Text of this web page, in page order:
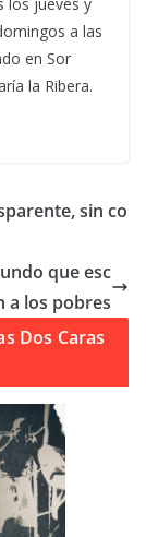
a las
en Sor
la Ribera.
sin co
que esc
a los pobres
Dos Caras